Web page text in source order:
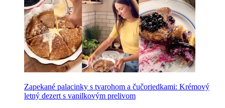
Zapekané palacinky s tvarohom a čučoriedkami: Krémový
letný dezert s vanilkovým prelivom